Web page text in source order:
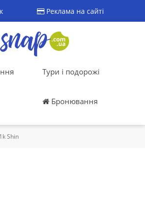
Реклама на сайті
Тури і подорожі
Бронювання
Shin